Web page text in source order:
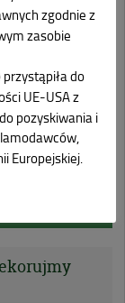
zgodnie z
zasobie
przystąpiła do
UE-USA z
pozyskiwania i
Europejskiej.